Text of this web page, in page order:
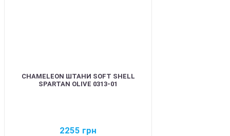
CHAMELEON ШТАНИ SOFT SHELL
SPARTAN OLIVE 0313-01
2255 грн